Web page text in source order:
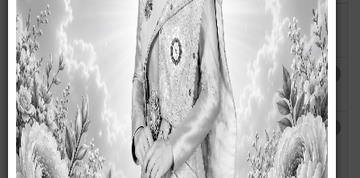
ข้อมูลสถิติการให้บริการ ปีงบประมาณ
2568
เขียนโดย
กนกวรรณ
ฮิต: 48
สรุปข้อมูลสถิติการให้บริการประชาชน
ประจำปีงบประมาณ พ.ศ. 2567
เขียนโดย
กนกวรรณ
ฮิต: 4538
รายงานผลการดำเนินงานผู้ใช้บริการศูนย์
ร้องเรียน/ร้องทุกข์ประจำปีงบประมาณ
2567
เขียนโดย
anchalee
ฮิต: 5136